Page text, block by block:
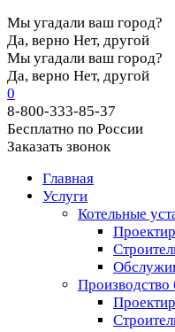
Мы угадали ваш город?
Да, верно Нет, другой
Мы угадали ваш город?
Да, верно Нет, другой
0
8-800-333-85-37
Бесплатно по России
Заказать звонок
Главная
Услуги
Котельные